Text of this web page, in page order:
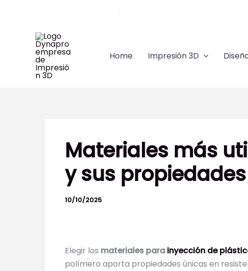
contenido
Home Impresión 3D
Materiales más
y sus propiedades
10/10/2025
Elegir los materiales para inyección de
polímero aporta propiedades únicas en